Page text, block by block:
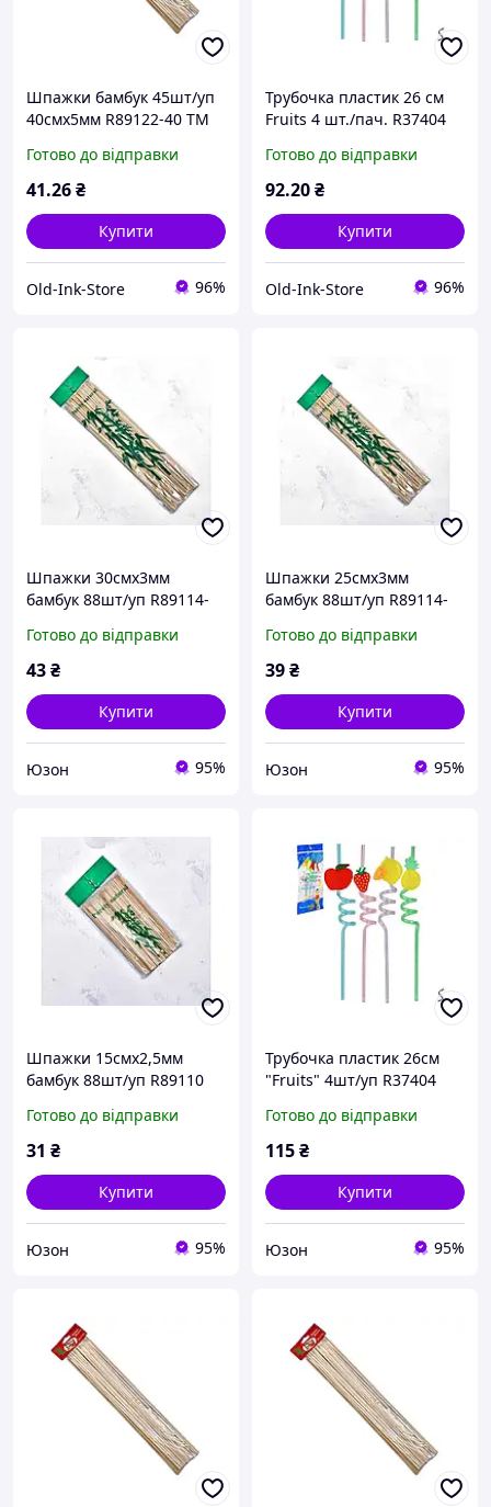
Шпажки бамбук 45шт/уп
40смх5мм R89122-40 ТМ
Готово до відправки
41.26₴
Купити
Old-Ink-Store 96%
Трубочка пластик 26 см
Fruits 4 шт./пач. R37404
Готово до відправки
92.20₴
Купити
Old-Ink-Store 96%
Шпажки 30смх3мм
бамбук 88шт/уп R89114-
Готово до відправки
43₴
Купити
Юзон 95%
Шпажки 25смх3мм
бамбук 88шт/уп R89114-
Готово до відправки
39₴
Купити
Юзон 95%
Шпажки 15смх2,5мм
бамбук 88шт/уп R89110
Готово до відправки
31 ₴
Купити
Юзон 95%
Трубочка пластик 26см
"Fruits" 4шт/уп R37404
Готово до відправки
115₴
Купити
Юзон 95%